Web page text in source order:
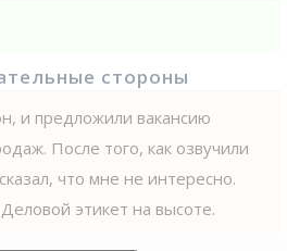
стороны
и предложили вакансию
После того, как озвучили
что мне не интересно.
этикет на высоте.